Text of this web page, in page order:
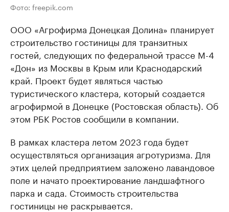
Фото: freepik.com
ООО «Агрофирма Донецкая Долина» планирует
строительство гостиницы для транзитных
гостей, следующих по федеральной трассе М-4
«Дон» из Москвы в Крым или Краснодарский
край. Проект будет являться частью
туристического кластера, который создается
агрофирмой в Донецке (Ростовская область). Об
этом РБК Ростов сообщили в компании.
В рамках кластера летом 2023 года будет
осуществляться организация агротуризма. Для
этих целей предприятием заложено лавандовое
поле и начато проектирование ландшафтного
парка и сада. Стоимость строительства
гостиницы не раскрывается.